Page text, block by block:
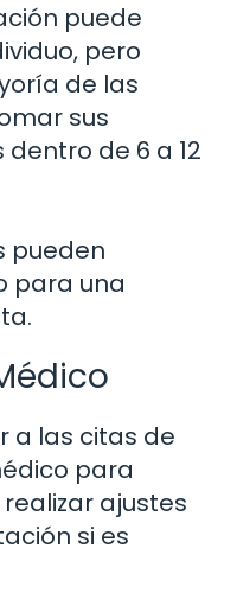
puede
pero
de las
sus
de 6 a 12
pueden
para una
a las citas de
para
ajustes
si es